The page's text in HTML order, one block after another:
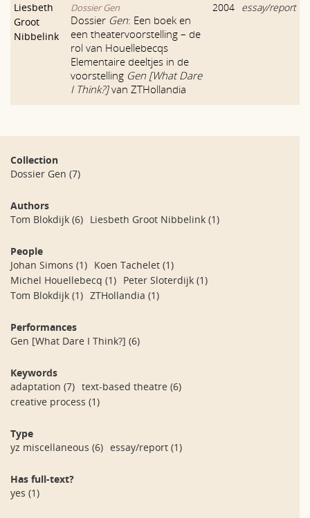
Liesbeth
Groot
Nibbelink
Dossier Gen
Dossier Gen: Een boek en
een theatervoorstelling – de
rol van Houellebecqs
Elementaire deeltjes in de
voorstelling Gen [What Dare
I Think?]van ZTHollandia
2004 essay/report
Collection
Dossier Gen (7)
Authors
Tom Blokdijk (6) Liesbeth Groot Nibbelink (1)
People
Johan Simons (1) Koen Tachelet (1)
Michel Houellebecq (1) Peter Sloterdijk (1)
Tom Blokdijk (1) ZTHollandia (1)
Performances
Gen [What Dare I Think?] (6)
Keywords
adaptation (7) text-based theatre (6)
creative process (1)
Type
yz miscellaneous (6) essay/report (1)
Has full-text?
yes (1)